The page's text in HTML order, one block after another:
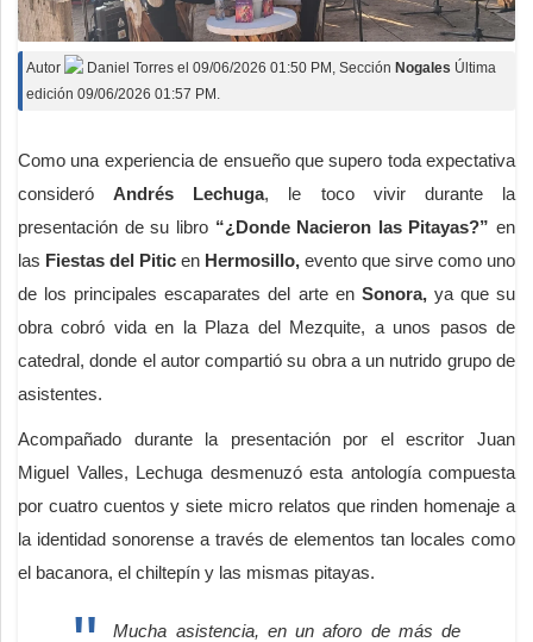
Autor Daniel Torres el 09/06/2026 01:50 PM , Sección Nogales Última
edición 09/06/2026 01:57 PM.
Como una experiencia de ensueño que supero toda expectativa
consideróAndrés Lechuga, le toco vivir durante la
presentación de su libro “¿Donde Nacieron las Pitayas?” en
las Fiestas del Pitic en Hermosillo, evento que sirve como uno
de los principales escaparates del arte en Sonora,ya que su
obra cobró vida en la Plaza del Mezquite, a unos pasos de
catedral, donde el autor compartió su obra a un nutrido grupo de
asistentes.
Acompañado durante la presentación por el escritor Juan
Miguel Valles, Lechuga desmenuzó esta antología compuesta
por cuatro cuentos y siete micro relatos que rinden homenaje a
la identidad sonorense a través de elementos tan locales como
el bacanora, el chiltepín y las mismas pitayas.
Mucha asistencia, en un aforo de más de